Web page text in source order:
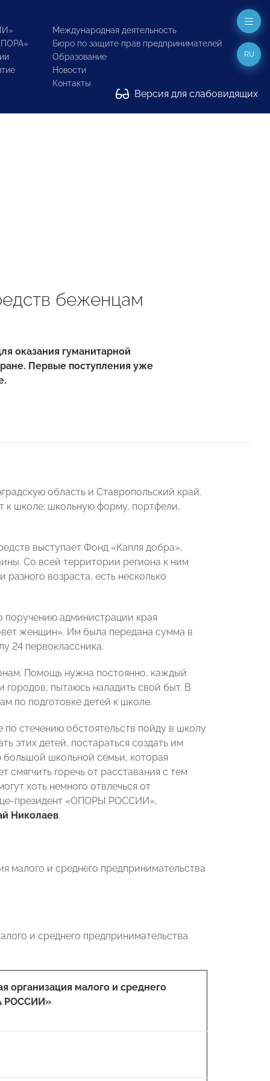
Международная деятельность
Бюро по защите прав предпринимателей
Образование
Новости
Контакты
Версия для слабовидящих
RU
беженцам
оказания гуманитарной
Первые поступления уже
область и Ставропольский край.
к школе: школьную форму, портфели,
выступает Фонд «Капля добра»,
Со всей территории региона к ним
возраста, есть несколько
администрации края
женщин». Им была передана сумма в
24 первоклассника.
Помощь нужна постоянно, каждый
пытаюсь наладить свой быт. В
по подготовке детей к школе.
стечению обстоятельств пойду в школу
этих детей, постараться создать им
большой школьной семьи, которая
горечь от расставания с тем
хоть немного отвлечься от
президент «ОПОРЫ РОССИИ»,
Николаев.
малого и среднего предпринимательства
и среднего предпринимательства
организация малого и среднего
РОССИИ»